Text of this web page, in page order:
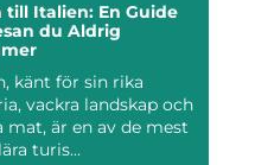
till Italien: En Guide
du Aldrig
känt för sin rika
vackra landskap och
mat, är en av de mest
turis...